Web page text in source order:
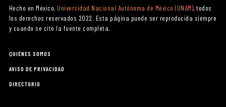
Hecho en México, Universidad Nacional Autónoma de México (UNAM), todos
los derechos reservados 2022. Esta página puede ser reproducida siempre
y cuando se cite la fuente completa.
QUIÉNES SOMOS
AVISO DE PRIVACIDAD
DIRECTORIO